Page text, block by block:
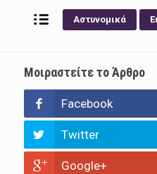
Αστυνομικά
Μοιραστείτε το Άρθρο
Facebook
Twitter
Google+